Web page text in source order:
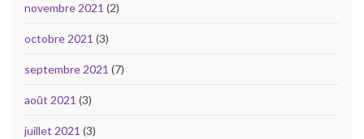
novembre 2021 (2)
octobre 2021 (3)
septembre 2021 (7)
août 2021 (3)
juillet 2021 (3)